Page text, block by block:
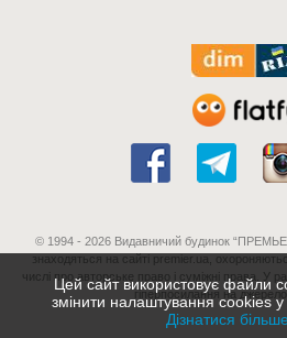
© 1994 - 2026 Видавничий будинок
знаходяться на сайті premier.ua,
числі про авторське право і суміжні права. У
гіперпосилання на
Цей сайт використовує файли
змінити налаштування cookies у
Дізнатися більше